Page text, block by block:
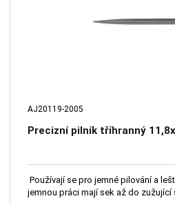
AJ20119-2005
Precizní pilník tříhranný
Používají se pro jemné pilování a
jemnou práci mají sek až do zužující